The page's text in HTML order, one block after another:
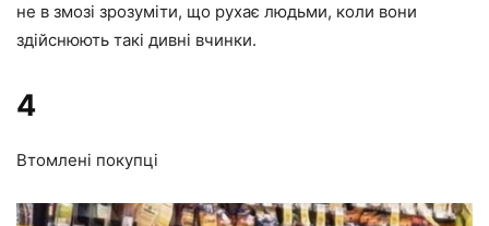
не в змозі зрозуміти, що рухає людьми, коли вони
здійснюють такі дивні вчинки.
4
Втомлені покупці